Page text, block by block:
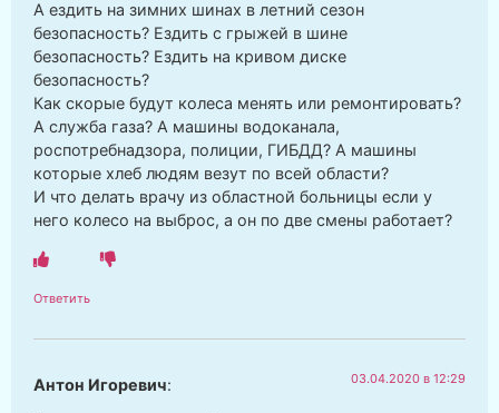
А ездить на зимних шинах в летний сезон
безопасность? Ездить с грыжей в шине
безопасность? Ездить на кривом диске
безопасность?
Как скорые будут колеса менять или ремонтировать?
А служба газа? А машины водоканала,
роспотребнадзора, полиции, ГИБДД? А машины
которые хлеб людям везут по всей области?
И что делать врачу из областной больницы если у
него колесо на выброс, а он по две смены работает?
Ответить
Антон Игоревич: 03.04.2020 в 12:29